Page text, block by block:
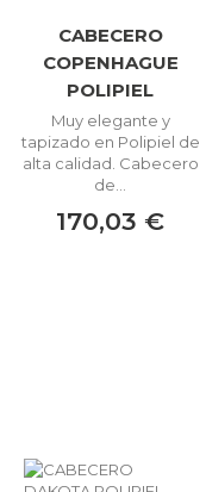
CABECERO
COPENHAGUE
POLIPIEL
Muy elegante y
tapizado en Polipiel de
alta calidad. Cabecero
de...
170,03 €